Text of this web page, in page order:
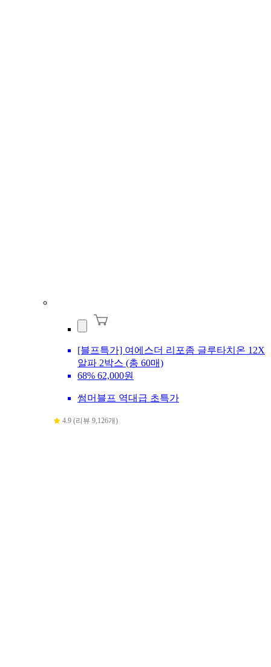
[블프특가] 여에스더 리포좀 글루타치온 12X
알파 2박스 (총 60매)
68% 62,000원
썸머블프 역대급 초특가
4.9 (리뷰 9,126개)